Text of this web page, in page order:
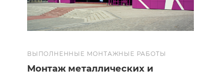
ВЫПОЛНЕННЫЕ МОНТАЖНЫЕ РАБОТЫ
Монтаж металлических и